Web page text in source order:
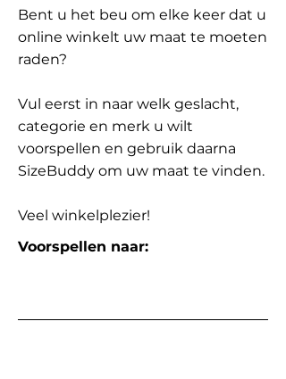
Bent u het beu om elke keer dat u
online winkelt uw maat te moeten
raden?
Vul eerst in naar welk geslacht,
categorie en merk u wilt
voorspellen en gebruik daarna
SizeBuddy om uw maat te vinden.
Veel winkelplezier!
Voorspellen naar: